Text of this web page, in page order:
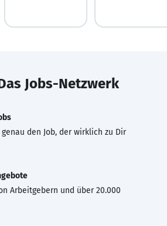
Jobs-Netzwerk
den Job, der wirklich zu Dir
Arbeitgebern und über 20.000